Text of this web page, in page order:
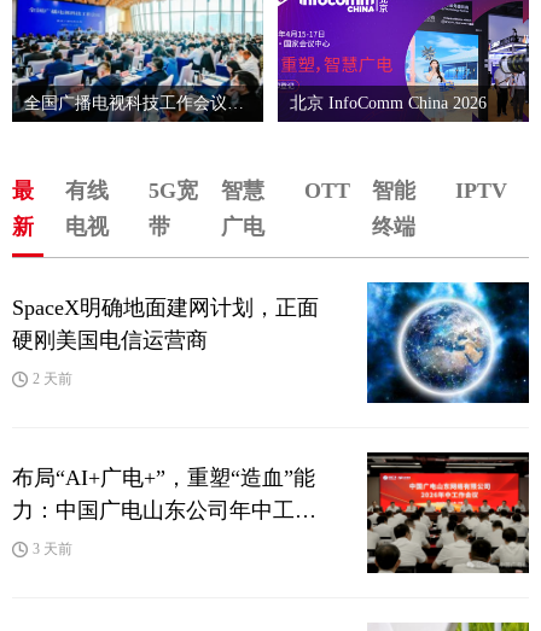
全国广播电视科技工作会议在
北京 InfoComm China 2026
最
新
有线
电视
5G宽
带
智慧
广电
OTT
智能
终端
IPTV
SpaceX明确地面建网计划，正面
硬刚美国电信运营商
2 天前
布局“AI+广电+”，重塑“造血”能
力：中国广电山东公司年中工作
会释放全面转型强烈信号
3 天前